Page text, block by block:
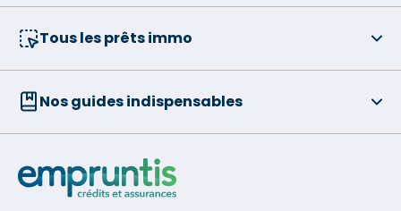
Tous les prêts immo
Nos guides indispensables